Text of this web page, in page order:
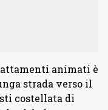
animati è
strada verso il
costellata di